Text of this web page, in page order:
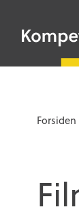
HOVEDINNHOLD
Forsiden